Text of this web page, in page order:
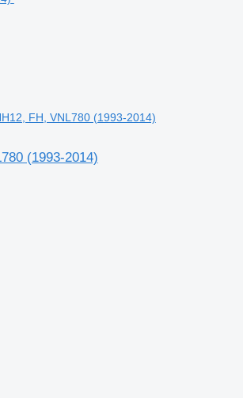
FH, VNL780 (1993-2014)
(1993-2014)